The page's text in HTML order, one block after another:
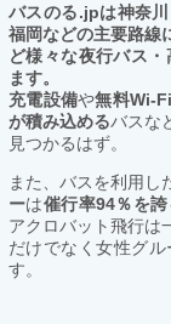
バスのる.jpは神奈
福岡などの主要路線
ど様々な夜行バス
ます。
充電設備や無料Wi-Fi
が積み込めるバスな
見つかるはず。
また、バスを利用し
ーは催行率94％を
アクロバット飛行は
だけでなく女性グ
す。